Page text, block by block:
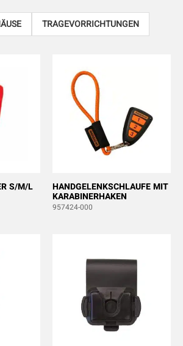
TRAGEVORRICHTUNGEN
S/M/L HANDGELENKSCHLAUFE MIT
KARABINERHAKEN
957424-000